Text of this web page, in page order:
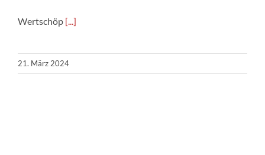
Wertschöp [...]
21. März 2024